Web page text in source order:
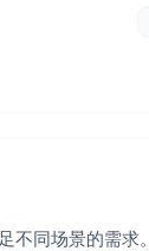
不同场景的需求。